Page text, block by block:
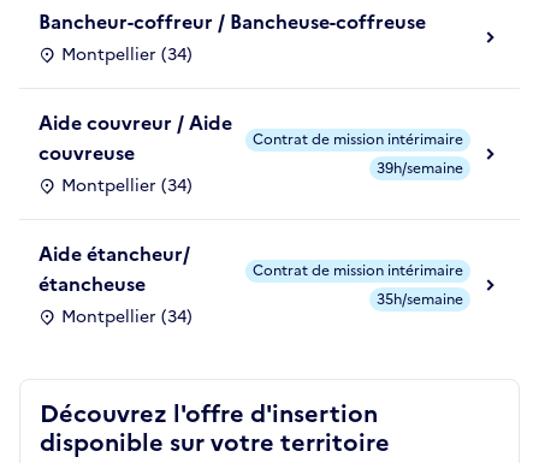
Bancheur-coffreur / Bancheuse-coffreuse
Montpellier (34)
Aide couvreur / Aide
couvreuse
Montpellier (34)
Contrat de mission intérimaire
39h/semaine
Aide étancheur/
étancheuse
Montpellier (34)
Contrat de mission intérimaire
35h/semaine
Découvrez l'offre d'insertion
disponible sur votre territoire